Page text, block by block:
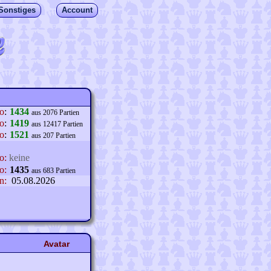
Account
: 1434 aus 2076 Partien
: 1419 aus 12417 Partien
: 1521 aus 207 Partien
keine
1435 aus 683 Partien
05.08.2026
Avatar